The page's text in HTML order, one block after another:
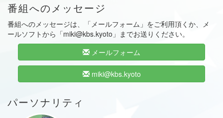
番組へのメッセージ
番組へのメッセージは、「メールフォーム」をご利用頂くか、メ
ールソフトから「miki@kbs.kyoto」までお送りください。
メールフォーム
miki@kbs.kyoto
パーソナリティ